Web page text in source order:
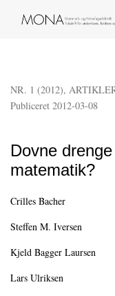
NR. 1 (2012),
Dovne
matematik?
Publiceret 2012-03-08
Crilles Bacher
Steffen M. Iversen
Kjeld Bagger Laursen
Lars Ulriksen